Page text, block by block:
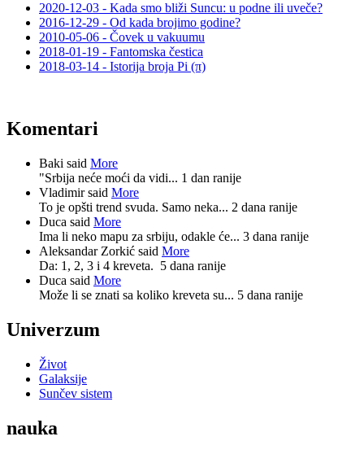
2020-12-03 - Kada smo bliži Suncu: u podne ili uveče?
2016-12-29 - Od kada brojimo godine?
2010-05-06 - Čovek u vakuumu
2018-01-19 - Fantomska čestica
2018-03-14 - Istorija broja Pi (π)
Komentari
Baki said More
"Srbija neće moći da vidi... 1 dan ranije
Vladimir said More
To je opšti trend svuda. Samo neka... 2 dana ranije
Duca said More
Ima li neko mapu za srbiju, odakle će... 3 dana ranije
Aleksandar Zorkić said More
Da: 1, 2, 3 i 4 kreveta. 5 dana ranije
Duca said More
Može li se znati sa koliko kreveta su... 5 dana ranije
Univerzum
Život
Galaksije
Sunčev sistem
nauka